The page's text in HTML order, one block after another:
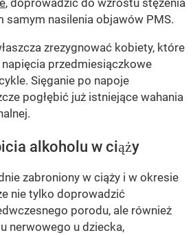
samym nasilenia objawów PMS.
zrezygnować kobiety, które
napięcia przedmiesiączkowe
Sięganie po napoje
pogłębić już istniejące wahania
alkoholu w ciąży
zabroniony w ciąży i w okresie
nie tylko doprowadzić
porodu, ale również
nerwowego u dziecka,